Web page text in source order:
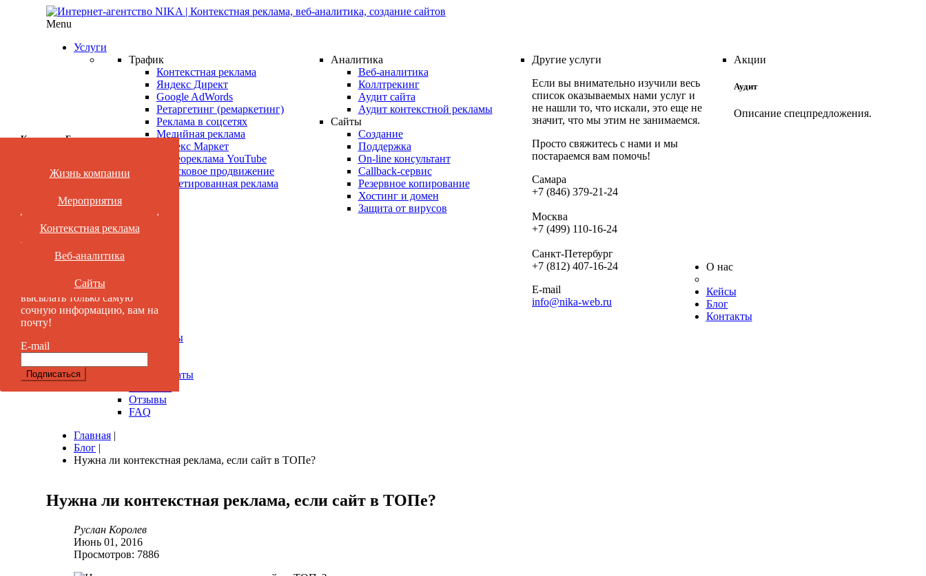
Menu
Услуги
Трафик
Контекстная реклама
Яндекс Директ
Google AdWords
Ретаргетинг (ремаркетинг)
Реклама в соцсетях
Медийная реклама
Яндекс Маркет
Видеореклама YouTube
Поисковое продвижение
Таргетированная реклама
Аналитика
Веб-аналитика
Коллтрекинг
Аудит сайта
Аудит контекстной рекламы
Сайты
Создание
Поддержка
On-line консультант
Callback-сервис
Резервное копирование
Хостинг и домен
Защита от вирусов
Другие услуги
Если вы внимательно изучили весь
список оказываемых нами услуг и
не нашли то, что искали, это еще не
значит, что мы этим не занимаемся.
Просто свяжитесь с нами и мы
постараемся вам помочь!
Самара
+7 (846) 379-21-24
Москва
+7 (499) 110-16-24
Санкт-Петербург
+7 (812) 407-16-24
E-mail
info@nika-web.ru
Акции
Аудит
Описание спецпредложения.
О нас
Документы
История
Сертификаты
Отзывы
FAQ
Кейсы
Блог
Контакты
Главная |
Блог |
Нужна ли контекстная реклама, если сайт в ТОПе?
Нужна ли контекстная реклама, если сайт в ТОПе?
Руслан Королев
Июнь 01, 2016
Просмотров: 7886
Категории Блога
Жизнь компании
Мероприятия
Контекстная реклама
Веб-аналитика
Сайты
Нет времени читать?
Подпишись
Нет времени
читать?
Подпишитесь и мы будем
высылать только самую
сочную информацию, вам на
почту!
E-mail